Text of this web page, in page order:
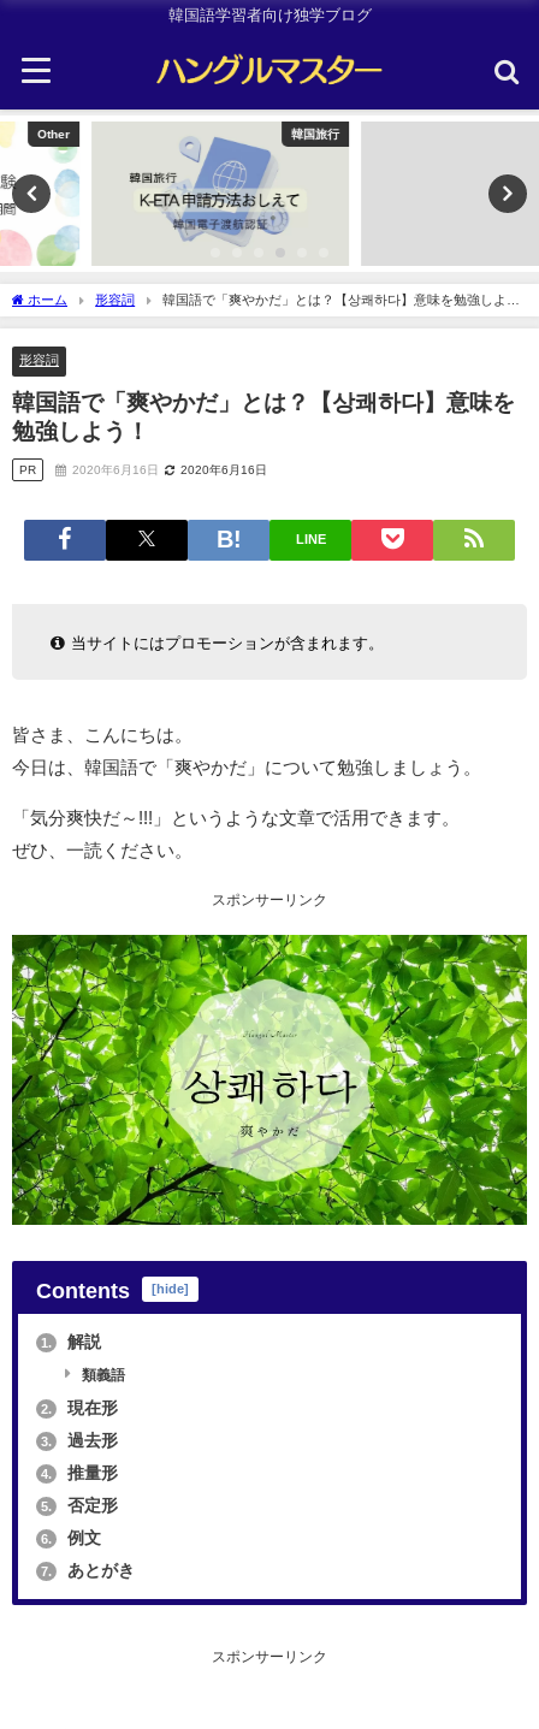
韓国語学習者向け独学ブログ
ホーム 形容詞
韓国語で「爽やかだ」とは？【상쾌하다】意味を勉強しよ
う！
形容詞
韓国語で「爽やかだ」とは？【상쾌하다】意味を
勉強しよう！
PR 2020年6月16日 2020年6月16日
LINE
当サイトにはプロモーションが含まれます。
皆さま、こんにちは。
今日は、韓国語で「爽やかだ」について勉強しましょう。
「気分爽快だ～!!!」というような文章で活用できます。
ぜひ、一読ください。
スポンサーリンク
Contents [hide]
1. 解説
類義語
2. 現在形
3. 過去形
4. 推量形
5. 否定形
6. 例文
7. あとがき
スポンサーリンク